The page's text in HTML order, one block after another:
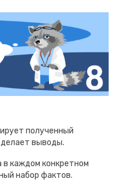
полученный
выводы.
в каждом конкретном
набор фактов.